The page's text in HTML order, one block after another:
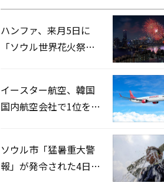
ハンファ、来月5日に
「ソウル世界花火祭り
イースター航空、韓国
国内航空会社で1位を記
ソウル市「猛暑重大警
報」が発令された4日、